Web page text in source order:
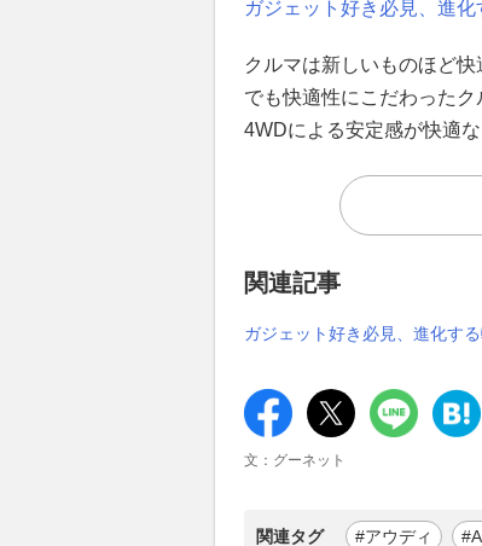
ガジェット好き必見、進
クルマは新しいものほど
でも快適性にこだわった
4WDによる安定感が快適
関連記事
ガジェット好き必見、進化す
文：グーネット
関連タグ #アウディ